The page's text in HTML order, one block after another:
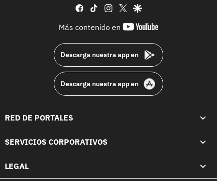
facebook
tiktok instagram
twittergoogle
Más contenido en
youtube-
Descarga nuestra app en
Descarga nuestra app en
RED DE PORTALES
SERVICIOS CORPORATIVOS
LEGAL